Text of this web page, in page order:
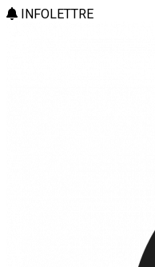
INFOLETTRE